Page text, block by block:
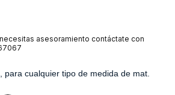
asesoramiento contáctate con
para cualquier tipo de medida de mat.